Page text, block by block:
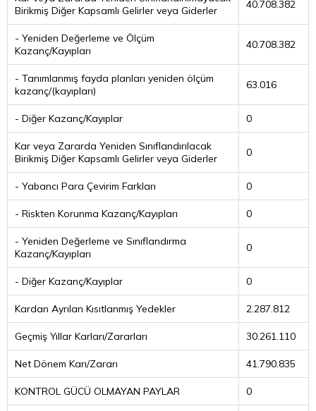
Birikmiş Diğer Kapsamlı Gelirler veya Giderler
40.708.382
- Yeniden Değerleme ve Ölçüm
Kazanç/Kayıpları
40.708.382
- Tanımlanmış fayda planları yeniden ölçüm
kazanç/(kayıpları)
63.016
- Diğer Kazanç/Kayıplar 0
Kar veya Zararda Yeniden Sınıflandırılacak
Birikmiş Diğer Kapsamlı Gelirler veya Giderler
0
- Yabancı Para Çevirim Farkları 0
- Riskten Korunma Kazanç/Kayıpları 0
- Yeniden Değerleme ve Sınıflandırma
Kazanç/Kayıpları
0
- Diğer Kazanç/Kayıplar 0
Kardan Ayrılan Kısıtlanmış Yedekler 2.287.812
Geçmiş Yıllar Karları/Zararları 30.261.110
Net Dönem Karı/Zararı 41.790.835
KONTROL GÜCÜ OLMAYAN PAYLAR 0